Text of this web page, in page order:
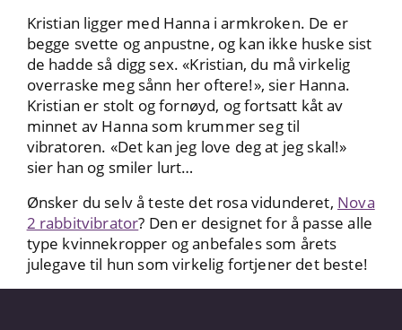
Kristian ligger med Hanna i armkroken. De er
begge svette og anpustne, og kan ikke huske sist
de hadde så digg sex. «Kristian, du må virkelig
overraske meg sånn her oftere!», sier Hanna.
Kristian er stolt og fornøyd, og fortsatt kåt av
minnet av Hanna som krummer seg til
vibratoren. «Det kan jeg love deg at jeg skal!»
sier han og smiler lurt…
Ønsker du selv å teste det rosa vidunderet, Nova
2 rabbitvibrator? Den er designet for å passe alle
type kvinnekropper og anbefales som årets
julegave til hun som virkelig fortjener det beste!